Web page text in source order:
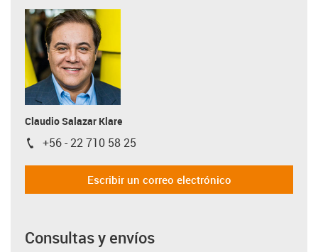
Claudio Salazar Klare
igus-icon-phone
+56 - 22 710 58 25
Escribir un correo electrónico
Consultas y envíos